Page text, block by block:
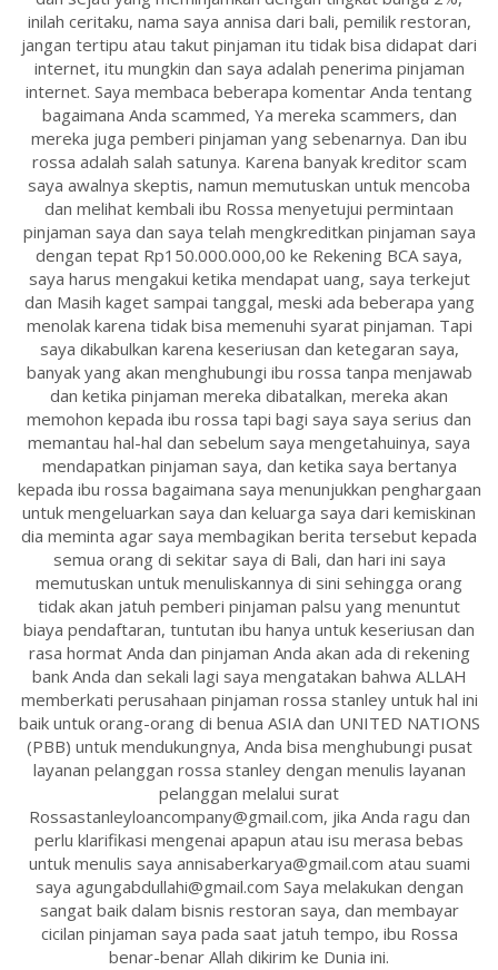
inilah ceritaku, nama saya annisa dari bali, pemilik restoran,
jangan tertipu atau takut pinjaman itu tidak bisa didapat dari
internet, itu mungkin dan saya adalah penerima pinjaman
internet. Saya membaca beberapa komentar Anda tentang
bagaimana Anda scammed, Ya mereka scammers, dan
mereka juga pemberi pinjaman yang sebenarnya. Dan ibu
rossa adalah salah satunya. Karena banyak kreditor scam
saya awalnya skeptis, namun memutuskan untuk mencoba
dan melihat kembali ibu Rossa menyetujui permintaan
pinjaman saya dan saya telah mengkreditkan pinjaman saya
dengan tepat Rp150.000.000,00 ke Rekening BCA saya,
saya harus mengakui ketika mendapat uang, saya terkejut
dan Masih kaget sampai tanggal, meski ada beberapa yang
menolak karena tidak bisa memenuhi syarat pinjaman. Tapi
saya dikabulkan karena keseriusan dan ketegaran saya,
banyak yang akan menghubungi ibu rossa tanpa menjawab
dan ketika pinjaman mereka dibatalkan, mereka akan
memohon kepada ibu rossa tapi bagi saya saya serius dan
memantau hal-hal dan sebelum saya mengetahuinya, saya
mendapatkan pinjaman saya, dan ketika saya bertanya
kepada ibu rossa bagaimana saya menunjukkan penghargaan
untuk mengeluarkan saya dan keluarga saya dari kemiskinan
dia meminta agar saya membagikan berita tersebut kepada
semua orang di sekitar saya di Bali, dan hari ini saya
memutuskan untuk menuliskannya di sini sehingga orang
tidak akan jatuh pemberi pinjaman palsu yang menuntut
biaya pendaftaran, tuntutan ibu hanya untuk keseriusan dan
rasa hormat Anda dan pinjaman Anda akan ada di rekening
bank Anda dan sekali lagi saya mengatakan bahwa ALLAH
memberkati perusahaan pinjaman rossa stanley untuk hal ini
baik untuk orang-orang di benua ASIA dan UNITED NATIONS
(PBB) untuk mendukungnya, Anda bisa menghubungi pusat
layanan pelanggan rossa stanley dengan menulis layanan
pelanggan melalui surat
Rossastanleyloancompany@gmail.com, jika Anda ragu dan
perlu klarifikasi mengenai apapun atau isu merasa bebas
untuk menulis saya annisaberkarya@gmail.com atau suami
saya agungabdullahi@gmail.com Saya melakukan dengan
sangat baik dalam bisnis restoran saya, dan membayar
cicilan pinjaman saya pada saat jatuh tempo, ibu Rossa
benar-benar Allah dikirim ke Dunia ini.